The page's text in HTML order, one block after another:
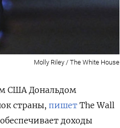
Molly Riley / The White House
США Дональдом
страны, пишет The Wall
доходы